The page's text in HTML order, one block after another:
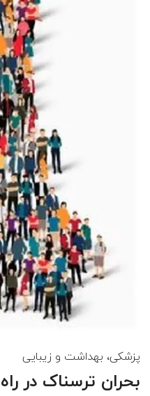
پزشکی، بهداشت و زیبایی
بحران ترسناک در